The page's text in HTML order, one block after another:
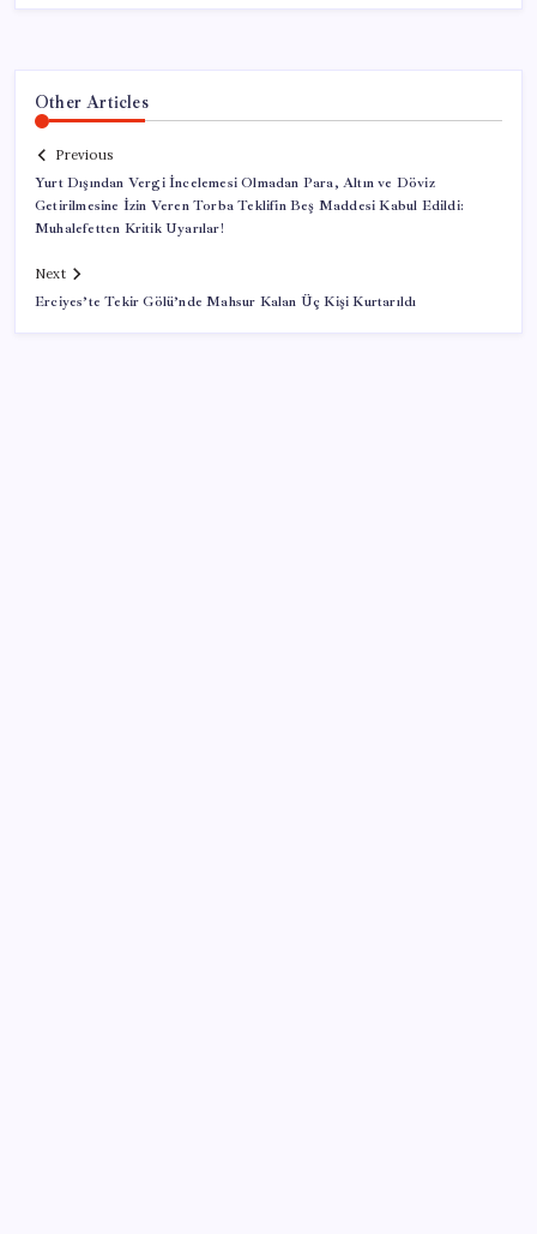
Other Articles
Previous
Yurt Dışından Vergi İncelemesi Olmadan Para, Altın ve Döviz
Getirilmesine İzin Veren Torba Teklifin Beş Maddesi Kabul Edildi:
Muhalefetten Kritik Uyarılar!
Next
Erciyes’te Tekir Gölü’nde Mahsur Kalan Üç Kişi Kurtarıldı